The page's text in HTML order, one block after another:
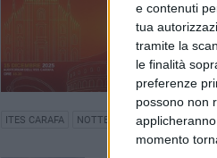
e contenuti
tua
tramite la
le finalità
preferenze
possono non
momento
ITES CARAFA NOTTE BIANCA